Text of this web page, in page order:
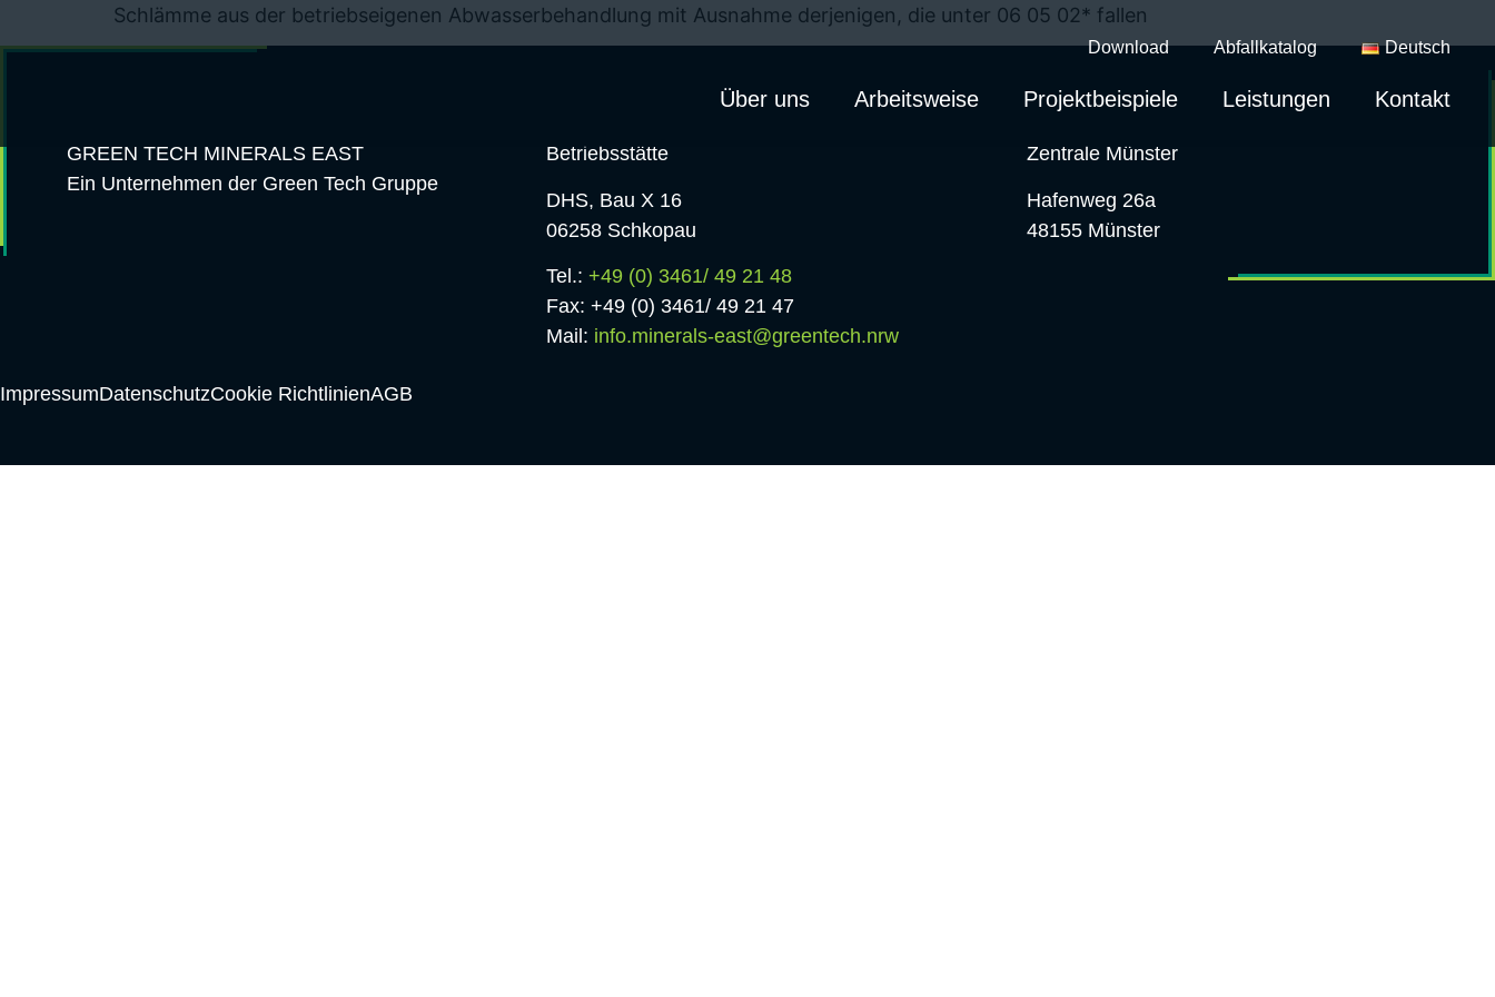
Download Abfallkatalog Deutsch
Über uns Arbeitsweise Projektbeispiele Leistungen Kontakt
Schlämme aus der betriebseigenen Abwasserbehandlung mit Ausnahme derjenigen, die unter 06 05 02* fallen
GREEN TECH MINERALS EAST
Ein Unternehmen der Green Tech Gruppe
Betriebsstätte
DHS, Bau X 16
06258 Schkopau
Tel.:+49 (0) 3461/ 49 21 48
Fax: +49 (0) 3461/ 49 21 47
Mail: info.minerals-east@greentech.nrw
Zentrale Münster
Hafenweg 26a
48155 Münster
ImpressumDatenschutzCookie RichtlinienAGB